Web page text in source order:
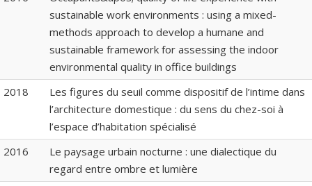
sustainable work environments : using a mixed-
methods approach to develop a humane and
sustainable framework for assessing the indoor
environmental quality in office buildings
2018
Les figures du seuil comme dispositif de l’intime dans
l’architecture domestique : du sens du chez-soi à
l’espace d’habitation spécialisé
2016
Le paysage urbain nocturne : une dialectique du
regard entre ombre et lumière